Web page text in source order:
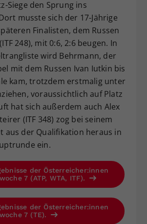
Siege den Sprung ins
musste sich der 17-Jährige
Finalisten, dem Russen
248), mit 0:6, 2:6 beugen. In
wird Behrmann, der
mit dem Russen Ivan Iutkin bis
kam, trotzdem erstmalig unter
voraussichtlich auf Platz
hat sich außerdem auch Alex
(ITF 348) zog bei seinem
aus der Qualifikation heraus in
ein.
der Österreicher:innen
7 (ATP, WTA, ITF).
der Österreicher:innen
7 (TE).